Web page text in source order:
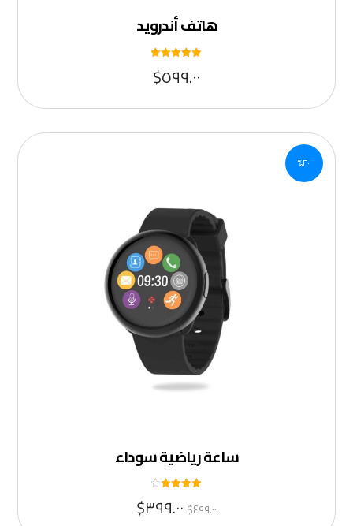
هاتف أندرويد
٥
من ٥$٥٩٩.٠٠
ساعة رياضية سوداء
٤
من ٥
$٤٩٩.٠٠ $٣٩٩.٠٠
٢٠%